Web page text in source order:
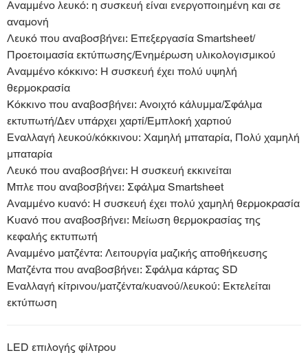
Αναμμένο λευκό: η συσκευή είναι ενεργοποιημένη και σε
αναμονή
Λευκό που αναβοσβήνει: Επεξεργασία Smartsheet/
Προετοιμασία εκτύπωσης/Ενημέρωση υλικολογισμικού
Αναμμένο κόκκινο: Η συσκευή έχει πολύ υψηλή
θερμοκρασία
Κόκκινο που αναβοσβήνει: Ανοιχτό κάλυμμα/Σφάλμα
εκτυπωτή/Δεν υπάρχει χαρτί/Εμπλοκή χαρτιού
Εναλλαγή λευκού/κόκκινου: Χαμηλή μπαταρία, Πολύ χαμηλή
μπαταρία
Λευκό που αναβοσβήνει: Η συσκευή εκκινείται
Μπλε που αναβοσβήνει: Σφάλμα Smartsheet
Αναμμένο κυανό: Η συσκευή έχει πολύ χαμηλή θερμοκρασία
Κυανό που αναβοσβήνει: Μείωση θερμοκρασίας της
κεφαλής εκτυπωτή
Αναμμένο ματζέντα: Λειτουργία μαζικής αποθήκευσης
Ματζέντα που αναβοσβήνει: Σφάλμα κάρτας SD
Εναλλαγή κίτρινου/ματζέντα/κυανού/λευκού: Εκτελείται
εκτύπωση
LED επιλογής φίλτρου